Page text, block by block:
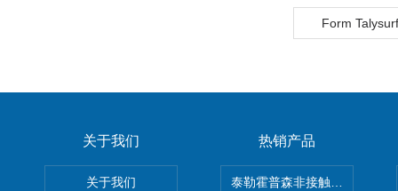
Form
关于我们
关于我们
热销产品
泰勒霍普森非接触式轮廓仪